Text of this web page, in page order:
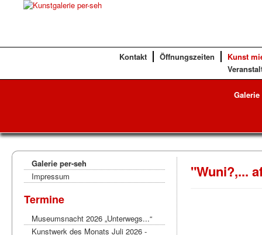
Kontakt Öffnungszeiten
Kunst
Galerie per-seh
Impressum
Termine
Museumsnacht 2026 „Unterwegs...“
Kunstwerk des Monats Juli 2026 -
"Wuni?,...